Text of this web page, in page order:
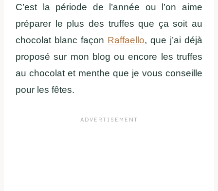
C’est la période de l’année ou l’on aime
préparer le plus des truffes que ça soit au
chocolat blanc façon Raffaello, que j’ai déjà
proposé sur mon blog ou encore les truffes
au chocolat et menthe que je vous conseille
pour les fêtes.